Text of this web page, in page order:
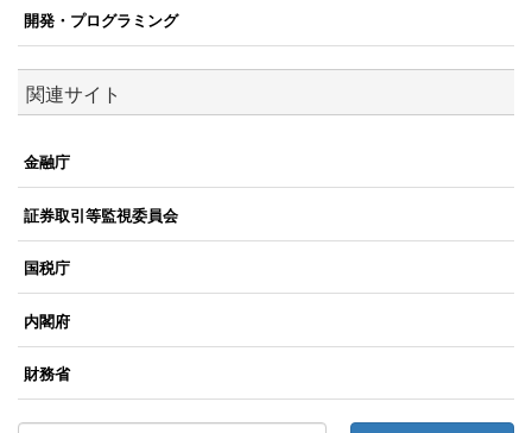
開発・プログラミング
関連サイト
金融庁
証券取引等監視委員会
国税庁
内閣府
財務省